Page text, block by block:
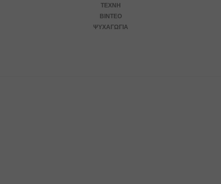
ΤΈΧΝΗ
ΒΊΝΤΕΟ
ΨΥΧΑΓΩΓΊΑ